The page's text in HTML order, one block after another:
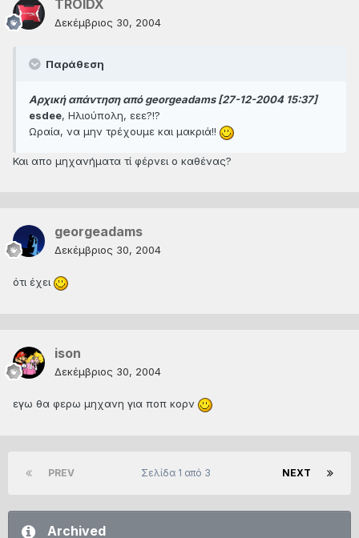
TROIDX
Δεκέμβριος 30, 2004
Παράθεση
Αρχική απάντηση από georgeadams [27-12-2004 15:37]
esdee, Ηλιούπολη, εεε?!?
Ωραία, να μην τρέχουμε και μακριά!!
Και απο μηχανήματα τί φέρνει ο καθένας?
georgeadams
Δεκέμβριος 30, 2004
ότι έχει
ison
Δεκέμβριος 30, 2004
εγω θα φερω μηχανη για ποπ κορν
PREV NEXT
Σελίδα 1 από 3
Archived